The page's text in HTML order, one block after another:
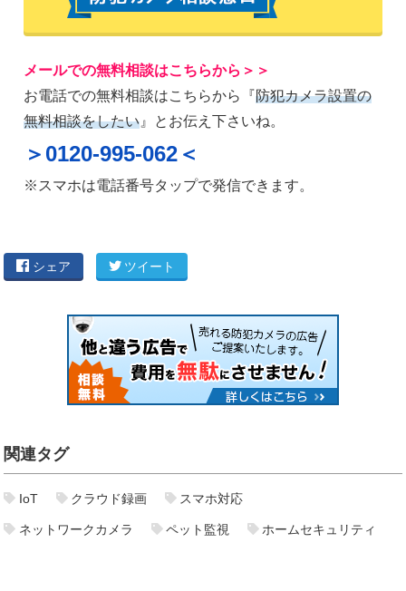
メールでの無料相談はこちらから＞＞
お電話での無料相談はこちらから『防犯カメラ設置の
無料相談をしたい 』とお伝え下さいね。
＞0120-995-062＜
※スマホは電話番号タップで発信できます。
シェア ツイート
関連タグ
IoT クラウド録画 スマホ対応
ネットワークカメラ ペット監視 ホームセキュリティ